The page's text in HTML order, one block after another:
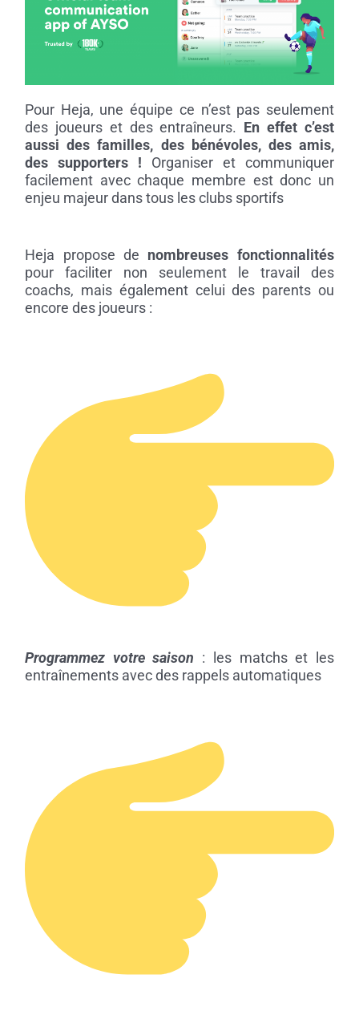
Pour Heja, une équipe ce n’est pas seulement
des joueurs et des entraîneurs. En effet c’est
aussi des familles, des bénévoles, des amis,
des supporters ! Organiser et communiquer
facilement avec chaque membre est donc un
enjeu majeur dans tous les clubs sportifs
Heja propose de nombreuses fonctionnalités
pour faciliter non seulement le travail des
coachs, mais également celui des parents ou
encore des joueurs :
Programmez votre saison : les matchs et les
entraînements avec des rappels automatiques